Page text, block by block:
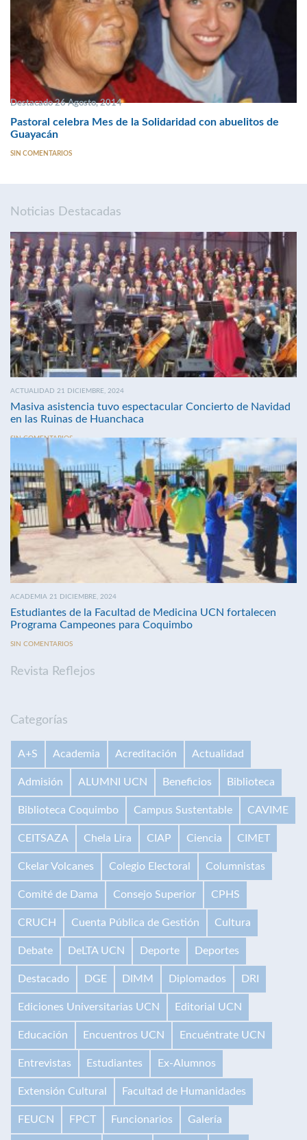
Destacado 26 Agosto, 2014
Pastoral celebra Mes de la Solidaridad con abuelitos de
Guayacán
SIN COMENTARIOS
Noticias Destacadas
ACTUALIDAD 21 DICIEMBRE, 2024
Masiva asistencia tuvo espectacular Concierto de Navidad
en las Ruinas de Huanchaca
SIN COMENTARIOS
ACADEMIA 21 DICIEMBRE, 2024
Estudiantes de la Facultad de Medicina UCN fortalecen
Programa Campeones para Coquimbo
SIN COMENTARIOS
Revista Reflejos
Categorías
A+S Academia Acreditación Actualidad
Admisión ALUMNI UCN Beneficios Biblioteca
Biblioteca Coquimbo Campus Sustentable CAVIME
CEITSAZA Chela Lira CIAP Ciencia CIMET
Ckelar Volcanes Colegio Electoral Columnistas
Comité de Dama Consejo Superior CPHS
CRUCH Cuenta Pública de Gestión Cultura
Debate DeLTA UCN Deporte Deportes
Destacado DGE DIMM Diplomados DRI
Ediciones Universitarias UCN Editorial UCN
Educación Encuentros UCN Encuéntrate UCN
Entrevistas Estudiantes Ex-Alumnos
Extensión Cultural Facultad de Humanidades
FEUCN FPCT Funcionarios Galería